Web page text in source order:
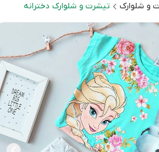
و شلوارک تیشرت و شلوارک دخترانه